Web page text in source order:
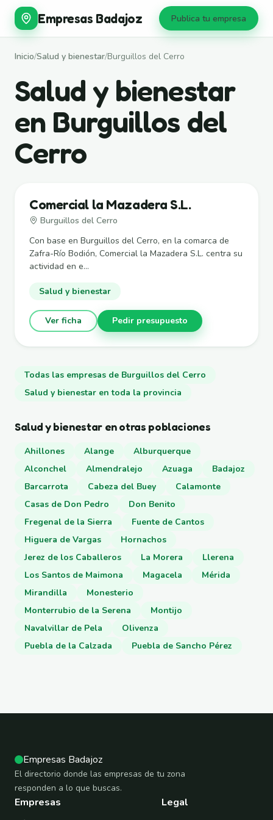
Empresas Badajoz Publica tu empresa
Inicio/Salud y bienestar/Burguillos del Cerro
Salud y bienestar
en Burguillos del
Cerro
Comercial la Mazadera S.L.
Burguillos del Cerro
Con base en Burguillos del Cerro, en la comarca de
Zafra-Río Bodión, Comercial la Mazadera S.L. centra su
actividad en e...
Salud y bienestar
Ver ficha Pedir presupuesto
Todas las empresas de Burguillos del Cerro
Salud y bienestar en toda la provincia
Salud y bienestar en otras poblaciones
Ahillones Alange
Alburquerque
Alconchel
Almendralejo Azuaga
Badajoz
Barcarrota
Cabeza del Buey
Calamonte
Casas de Don Pedro
Don Benito
Fregenal de la Sierra
Fuente de Cantos
Higuera de Vargas
Hornachos
Jerez de los Caballeros
La Morera
Llerena
Los Santos de Maimona
Magacela
Mérida
Mirandilla
Monesterio
Monterrubio de la Serena
Montijo
Navalvillar de Pela
Olivenza
Puebla de la Calzada
Puebla de Sancho Pérez
Empresas Badajoz
El directorio donde las empresas de tu zona
responden a lo que buscas.
Empresas
Legal